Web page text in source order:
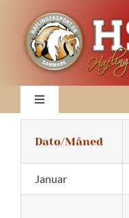
content
Toggle
Navigation
Nyheder
Klubben
Dato/Måned
Januar